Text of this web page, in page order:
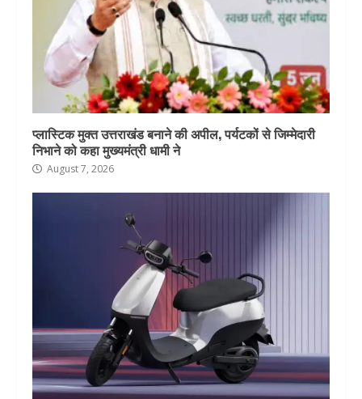
प्लास्टिक मुक्त उत्तराखंड बनाने की अपील, पर्यटकों से जिम्मेदारी
निभाने को कहा मुख्यमंत्री धामी ने
August 7, 2026